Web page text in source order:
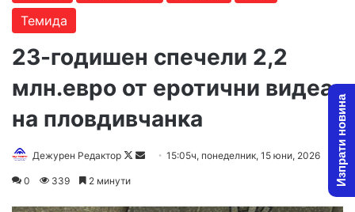
Темида
23-годишен спечели 2,2
млн.евро от еротични видеа
на пловдивчанка
Дежурен Редактор
Follow
Send15:05ч, понеделник, 15 юни, 2026
0 339 2 минути Изпрати новина